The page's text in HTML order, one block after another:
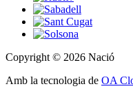
Copyright © 2026 Nació
Amb la tecnologia de OA